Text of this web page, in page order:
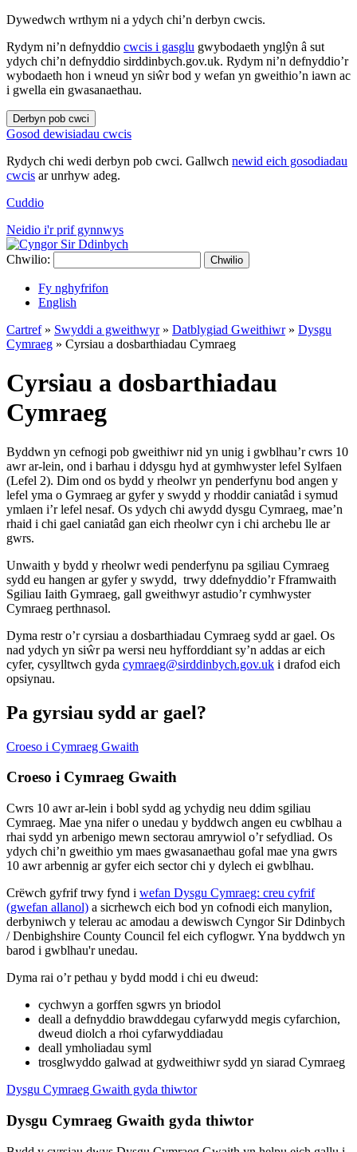
Dywedwch wrthym ni a ydych chi’n derbyn cwcis.
Rydym ni’n defnyddio cwcis i gasglu gwybodaeth ynglŷn â sut
ydych chi’n defnyddio sirddinbych.gov.uk. Rydym ni’n defnyddio’r
wybodaeth hon i wneud yn siŵr bod y wefan yn gweithio’n iawn ac
i gwella ein gwasanaethau.
Derbyn pob cwci
Gosod dewisiadau cwcis
Rydych chi wedi derbyn pob cwci. Gallwch newid eich gosodiadau
cwcis ar unrhyw adeg.
Cuddio
Neidio i'r prif gynnwys
Chwilio: Chwilio
Fy nghyfrifon
English
Cartref» Swyddi a gweithwyr» Datblygiad Gweithiwr» Dysgu
Cymraeg » Cyrsiau a dosbarthiadau Cymraeg
Cyrsiau a dosbarthiadau
Cymraeg
Byddwn yn cefnogi pob gweithiwr nid yn unig i gwblhau’r cwrs 10
awr ar-lein, ond i barhau i ddysgu hyd at gymhwyster lefel Sylfaen
(Lefel 2). Dim ond os bydd y rheolwr yn penderfynu bod angen y
lefel yma o Gymraeg ar gyfer y swydd y rhoddir caniatâd i symud
ymlaen i’r lefel nesaf. Os ydych chi awydd dysgu Cymraeg, mae’n
rhaid i chi gael caniatâd gan eich rheolwr cyn i chi archebu lle ar
gwrs.
Unwaith y bydd y rheolwr wedi penderfynu pa sgiliau Cymraeg
sydd eu hangen ar gyfer y swydd, trwy ddefnyddio’r Fframwaith
Sgiliau Iaith Gymraeg, gall gweithwyr astudio’r cymhwyster
Cymraeg perthnasol.
Dyma restr o’r cyrsiau a dosbarthiadau Cymraeg sydd ar gael. Os
nad ydych yn siŵr pa wersi neu hyfforddiant sy’n addas ar eich
cyfer, cysylltwch gyda cymraeg@sirddinbych.gov.uk i drafod eich
opsiynau.
Pa gyrsiau sydd ar gael?
Croeso i Cymraeg Gwaith
Croeso i Cymraeg Gwaith
Cwrs 10 awr ar-lein i bobl sydd ag ychydig neu ddim sgiliau
Cymraeg. Mae yna nifer o unedau y byddwch angen eu cwblhau a
rhai sydd yn arbenigo mewn sectorau amrywiol o’r sefydliad. Os
ydych chi’n gweithio ym maes gwasanaethau gofal mae yna gwrs
10 awr arbennig ar gyfer eich sector chi y dylech ei gwblhau.
Crëwch gyfrif trwy fynd i wefan Dysgu Cymraeg: creu cyfrif
(gwefan allanol) a sicrhewch eich bod yn cofnodi eich manylion,
derbyniwch y telerau ac amodau a dewiswch Cyngor Sir Ddinbych
/ Denbighshire County Council fel eich cyflogwr. Yna byddwch yn
barod i gwblhau'r unedau.
Dyma rai o’r pethau y bydd modd i chi eu dweud:
cychwyn a gorffen sgwrs yn briodol
deall a defnyddio brawddegau cyfarwydd megis cyfarchion,
dweud diolch a rhoi cyfarwyddiadau
deall ymholiadau syml
trosglwyddo galwad at gydweithiwr sydd yn siarad Cymraeg
Dysgu Cymraeg Gwaith gyda thiwtor
Dysgu Cymraeg Gwaith gyda thiwtor